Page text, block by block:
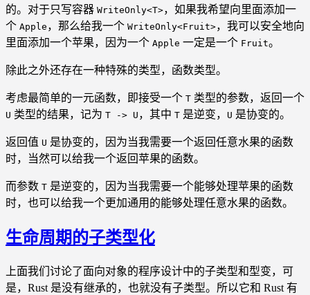
的。对于只写容器 WriteOnly<T>，如果我希望向里面添加一
个 Apple ，那么给我一个 WriteOnly<Fruit>，我可以安全地向
里面添加一个苹果，因为一个 Apple 一定是一个 Fruit。
除此之外还存在一种特殊的类型，函数类型。
考虑最简单的一元函数，即接受一个 T 类型的参数，返回一个
U 类型的结果，记为 T -> U ，其中 T 是逆变， U 是协变的。
返回值 U 是协变的，因为当我需要一个返回任意水果的函数
时，当然可以给我一个返回苹果的函数。
而参数 T 是逆变的，因为当我需要一个能够处理苹果的函数
时，也可以给我一个更加通用的能够处理任意水果的函数。
生命周期的子类型化
上面我们讨论了面向对象的程序设计中的子类型和型变，可
是，Rust 是没有继承的，也就没有子类型。所以它和 Rust 有